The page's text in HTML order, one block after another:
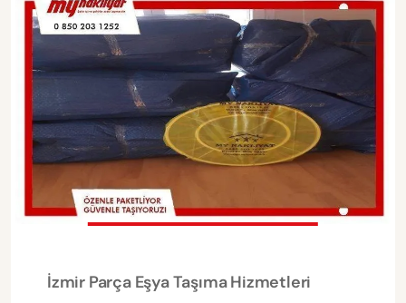
İzmir Parça Eşya Taşıma Hizmetleri